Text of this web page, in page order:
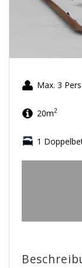
Max. 3
20m2
1